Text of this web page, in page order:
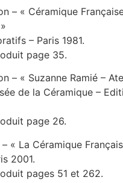
– « Céramique
– Paris 1981.
page 35.
– « Suzanne Ramié –
de la Céramique –
page 26.
« La Céramique
2001.
pages 51 et 262.